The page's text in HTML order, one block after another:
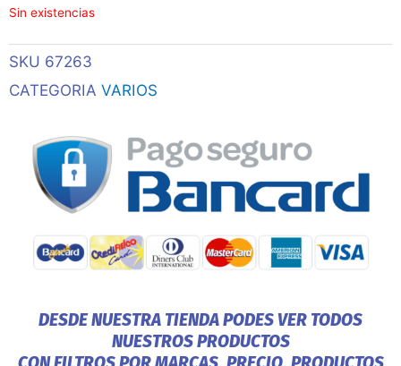
Sin existencias
SKU 67263
CATEGORIA VARIOS
DESDE NUESTRA TIENDA PODES VER TODOS
NUESTROS PRODUCTOS